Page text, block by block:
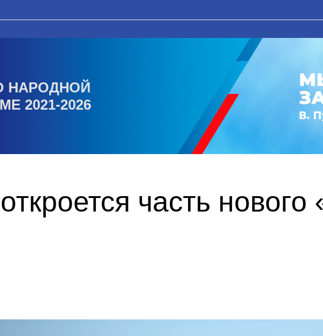
НАРОДНОЙ
2021-2026
часть нового